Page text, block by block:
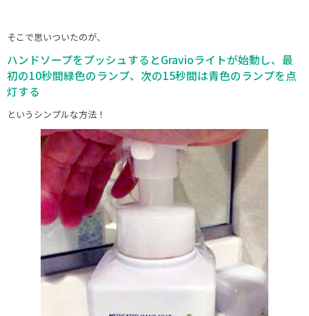
そこで思いついたのが、
ハンドソープをプッシュするとGravioライトが始動し、最
初の10秒間緑色のランプ、次の15秒間は青色のランプを点
灯する
というシンプルな方法！